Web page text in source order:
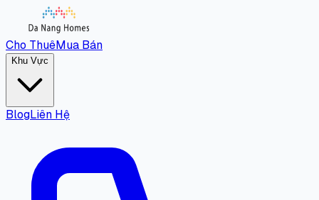
Cho ThuêMua Bán
Khu Vực
BlogLiên Hệ